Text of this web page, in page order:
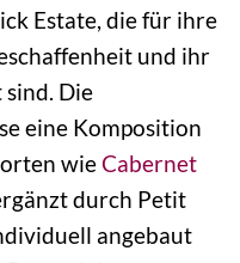
Estate, die für ihre
und ihr
Die
eine Komposition
wieCabernet
durch Petit
angebaut